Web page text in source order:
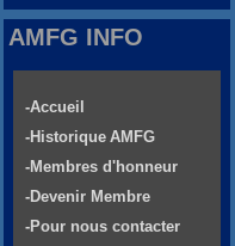
AMFG INFO
-Accueil
-Historique AMFG
-Membres d'honneur
-Devenir Membre
-Pour nous contacter